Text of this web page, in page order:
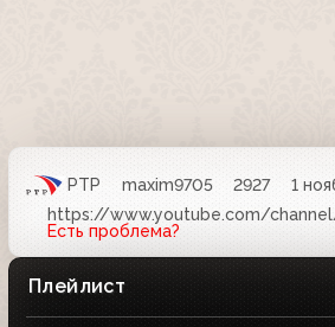
РТР maxim9705 2927
1
https://www.youtube.com/channel/
Есть проблема?
Плейлист